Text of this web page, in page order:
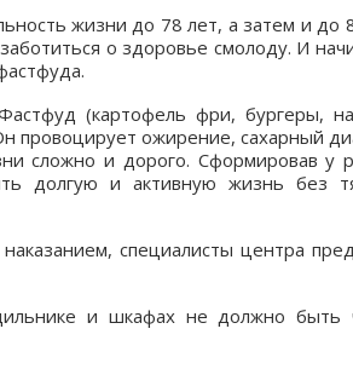
жизни до 78 лет, а затем и до
о здоровье смолоду. И
(картофель фри, бургеры,
провоцирует ожирение, сахарный
сложно и дорого. Сформировав у
долгую и активную жизнь без
специалисты центра
и шкафах не должно быть